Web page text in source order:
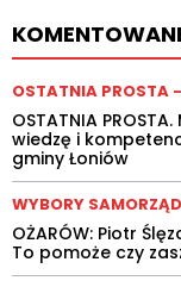
OSTATNIA PROSTA
OSTATNIA
wiedzę i
gminy Łoniów
WYBORY
OŻARÓW: Piotr
To pomoże czy